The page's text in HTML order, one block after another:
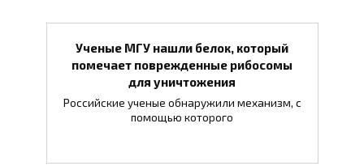
Ученые МГУ нашли белок, который
помечает поврежденные рибосомы
для уничтожения
Российские ученые обнаружили механизм, с
помощью которого